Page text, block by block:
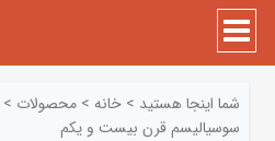
شما اینجا هستید > خانه > محصولات >
سوسیالیسم قرن بیست و یکم